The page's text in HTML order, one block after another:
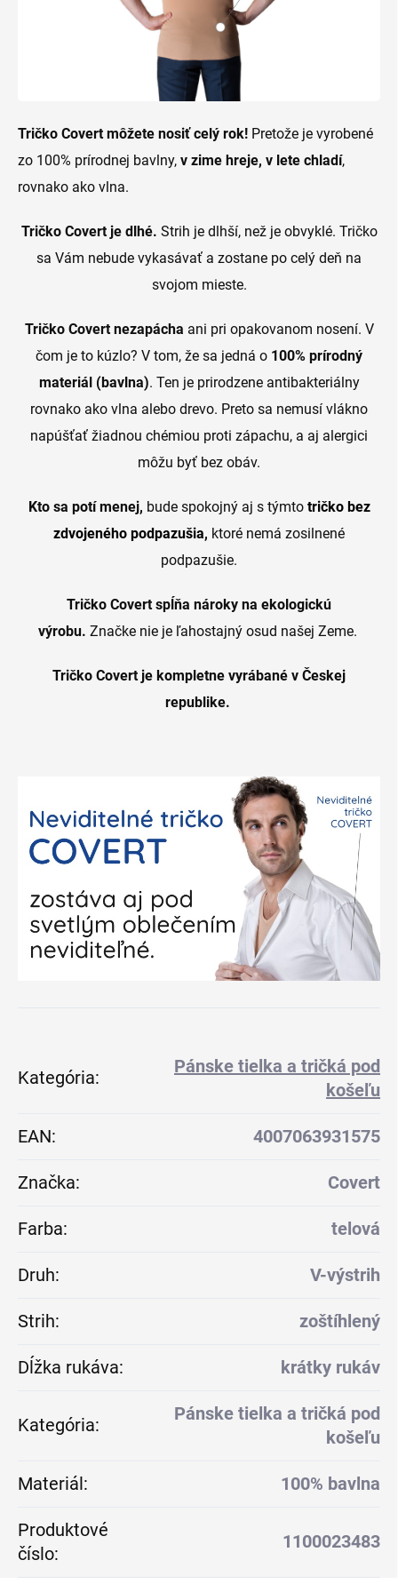
Tričko Covert môžete nosiť celý rok! Pretože je vyrobené
zo 100% prírodnej bavlny, v zime hreje, v lete chladí,
rovnako ako vlna.
Tričko Covert je dlhé. Strih je dlhší, než je obvyklé. Tričko
sa Vám nebude vykasávať a zostane po celý deň na
svojom mieste.
Tričko Covert nezapácha ani pri opakovanom nosení. V
čom je to kúzlo? V tom, že sa jedná o 100% prírodný
materiál (bavlna). Ten je prirodzene antibakteriálny
rovnako ako vlna alebo drevo. Preto sa nemusí vlákno
napúšťať žiadnou chémiou proti zápachu, a aj alergici
môžu byť bez obáv.
Kto sa potí menej, bude spokojný aj s týmto tričko bez
zdvojeného podpazušia, ktoré nemá zosilnené
podpazušie.
Tričko Covert spĺňa nároky na ekologickú
výrobu. Značke nie je ľahostajný osud našej Zeme.
Tričko Covert je kompletne vyrábané v Českej
republike.
Kategória:
Pánske tielka a tričká pod
košeľu
EAN: 4007063931575
Značka: Covert
Farba: telová
Druh: V-výstrih
Strih: zoštíhlený
Dĺžka rukáva: krátky rukáv
Kategória:
Pánske tielka a tričká pod
košeľu
Materiál: 100% bavlna
Produktové
číslo:
1100023483